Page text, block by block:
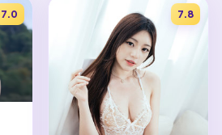
7.0 7.8